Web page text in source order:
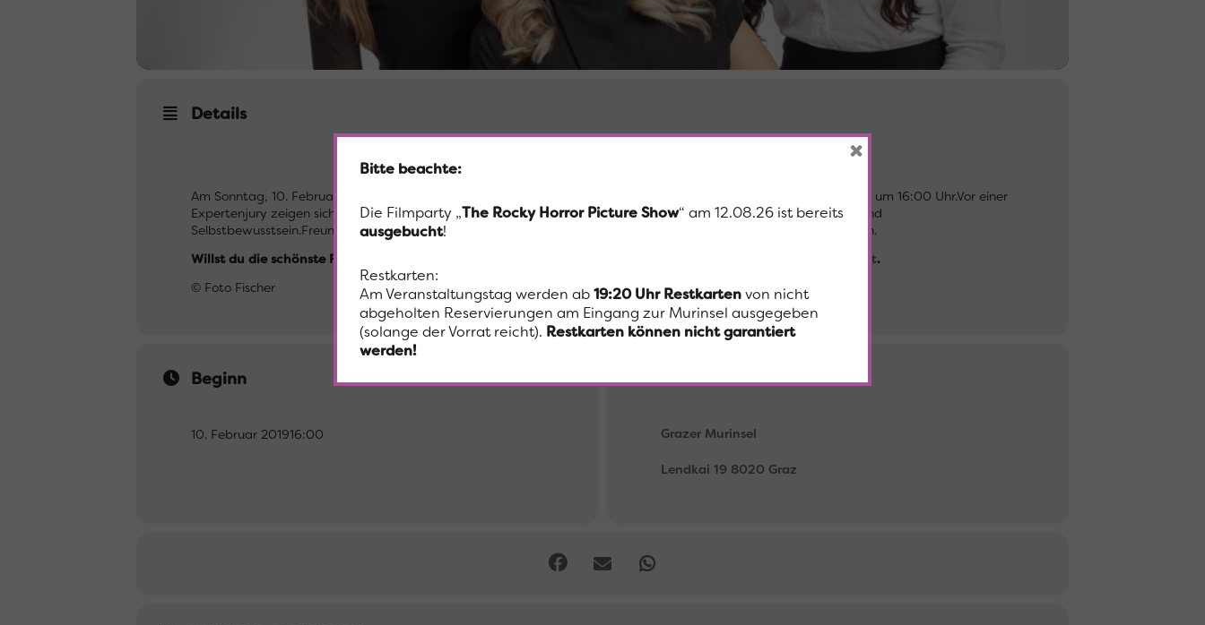
Details
Am Sonntag, 10. Februar findet auf der Murinsel in Graz das 2. Casting zur Miss Styria Wahl 2019 statt. Wir starten um 16:00 Uhr.Vor einer
Expertenjury zeigen sich die Kandidatinnen von ihrer schönsten Seite und präsentierten sich mit viel Ausstrahlung und
Selbstbewusstsein.Freunde und Familie können gerne mit dabei sein und Ihrer Favoritin vor Ort die Daumen drücken.
Willst du die schönste Frau der Steiermark werden? Dann schicke uns deine Bewerbung an
office@missstyria.at.
© Foto Fischer
Beginn
10. Februar 201916:00
Ort
Grazer Murinsel
Lendkai 19 8020 Graz
Bitte beachte:
Die Filmparty „The Rocky Horror Picture Show“ am 12.08.26 ist bereits
ausgebucht!
Restkarten:
Am Veranstaltungstag werden ab19:20 UhrRestkartenvon nicht
abgeholten Reservierungen am Eingang zur Murinsel ausgegeben
(solange der Vorrat reicht). Restkarten können nicht garantiert
werden!
×